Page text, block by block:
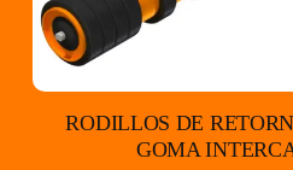
RODILLOS DE
GOMA